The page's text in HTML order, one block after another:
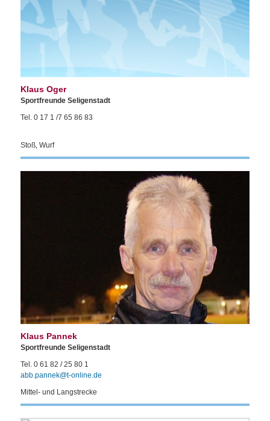
Klaus Oger
Sportfreunde Seligenstadt
Tel. 0 17 1 /7 65 86 83
Stoß, Wurf
Klaus Pannek
Sportfreunde Seligenstadt
Tel. 0 61 82 / 25 80 1
abb.pannek@t-online.de
Mittel- und Langstrecke